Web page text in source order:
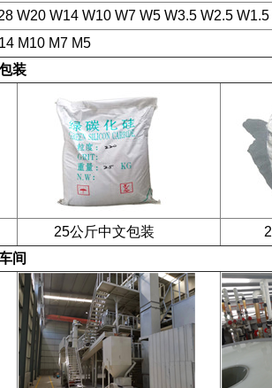
W20 W14 W10 W7 W5 W3.5 W2.5
M10 M7 M5
装
25公斤中文包装 25公
间